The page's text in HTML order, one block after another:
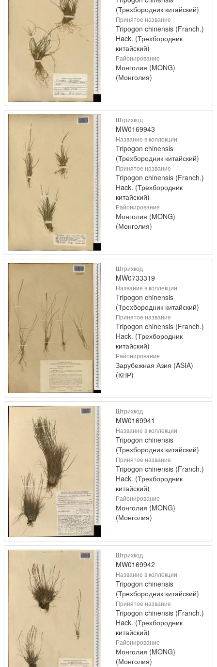
(Трехбородник китайский)
Принятое название
Tripogon chinensis (Franch.)
Hack. (Трехбородник
китайский)
Районирование
Монголия (MONG)
(Монголия)
Штрихкод
MW0169943
Название в коллекции
Tripogon chinensis
(Трехбородник китайский)
Принятое название
Tripogon chinensis (Franch.)
Hack. (Трехбородник
китайский)
Районирование
Монголия (MONG)
(Монголия)
Штрихкод
MW0733319
Название в коллекции
Tripogon chinensis
(Трехбородник китайский)
Принятое название
Tripogon chinensis (Franch.)
Hack. (Трехбородник
китайский)
Районирование
Зарубежная Азия (ASIA)
(КНР)
Штрихкод
MW0169941
Название в коллекции
Tripogon chinensis
(Трехбородник китайский)
Принятое название
Tripogon chinensis (Franch.)
Hack. (Трехбородник
китайский)
Районирование
Монголия (MONG)
(Монголия)
Штрихкод
MW0169942
Название в коллекции
Tripogon chinensis
(Трехбородник китайский)
Принятое название
Tripogon chinensis (Franch.)
Hack. (Трехбородник
китайский)
Районирование
Монголия (MONG)
(Монголия)